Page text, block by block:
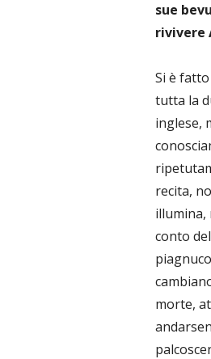
sue
rivivere
Si è
tutta la
inglese,
recita,
illumina,
conto
morte,